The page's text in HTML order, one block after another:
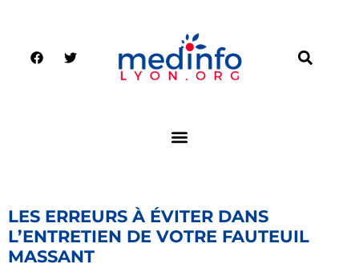
LES ERREURS À ÉVITER DANS
L’ENTRETIEN DE VOTRE FAUTEUIL
MASSANT